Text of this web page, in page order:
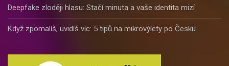
Deepfake zloději hlasu: Stačí minuta a vaše identita mizí
Když zpomalíš, uvidíš víc: 5 tipů na mikrovýlety po Česku